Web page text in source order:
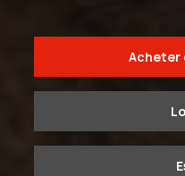
Acheter
Du neuf